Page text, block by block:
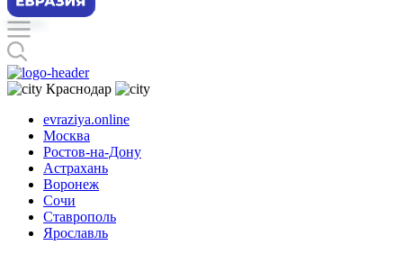
Краснодар
evraziya.online
Москва
Ростов-на-Дону
Астрахань
Воронеж
Сочи
Ставрополь
Ярославль